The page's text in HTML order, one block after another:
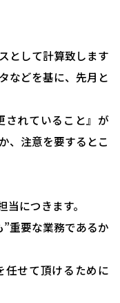
として計算致します
などを基に、先月と
されていること』が
、注意を要するとこ
につきます。
重要な業務であるか
任せて頂けるために